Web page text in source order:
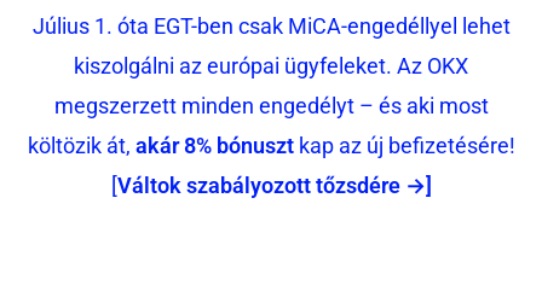
Július 1. óta EGT-ben csak MiCA-engedéllyel lehet
kiszolgálni az európai ügyfeleket. Az OKX
megszerzett minden engedélyt – és aki most
költözik át, akár 8% bónusztkap az új befizetésére!
[Váltok szabályozott tőzsdére →]